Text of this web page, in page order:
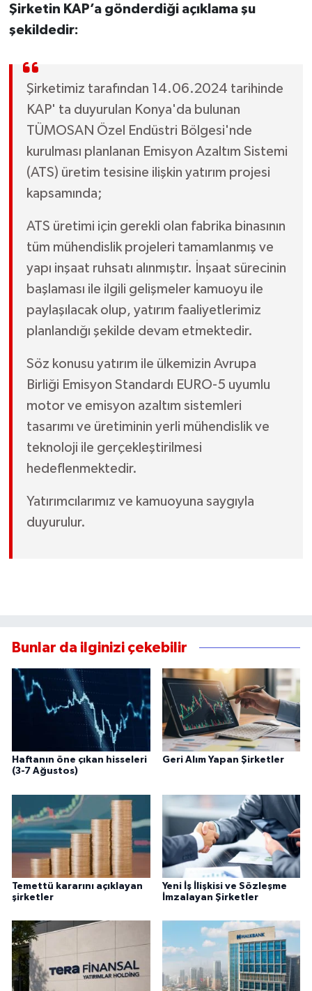
Şirketin KAP’a gönderdiği açıklama şu
şekildedir:
Şirketimiz tarafından 14.06.2024 tarihinde
KAP' ta duyurulan Konya'da bulunan
TÜMOSAN Özel Endüstri Bölgesi'nde
kurulması planlanan Emisyon Azaltım Sistemi
(ATS) üretim tesisine ilişkin yatırım projesi
kapsamında;
ATS üretimi için gerekli olan fabrika binasının
tüm mühendislik projeleri tamamlanmış ve
yapı inşaat ruhsatı alınmıştır. İnşaat sürecinin
başlaması ile ilgili gelişmeler kamuoyu ile
paylaşılacak olup, yatırım faaliyetlerimiz
planlandığı şekilde devam etmektedir.
Söz konusu yatırım ile ülkemizin Avrupa
Birliği Emisyon Standardı EURO-5 uyumlu
motor ve emisyon azaltım sistemleri
tasarımı ve üretiminin yerli mühendislik ve
teknoloji ile gerçekleştirilmesi
hedeflenmektedir.
Yatırımcılarımız ve kamuoyuna saygıyla
duyurulur.
Bunlar da ilginizi çekebilir
Haftanın öne çıkan hisseleri
(3-7 Ağustos)
Geri Alım Yapan Şirketler
Temettü kararını açıklayan
şirketler
Yeni İş İlişkisi ve Sözleşme
İmzalayan Şirketler